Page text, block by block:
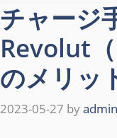
チャージ
Revolut
のメリッ
2023-05-27 byadmin